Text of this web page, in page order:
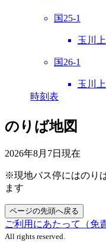
国25-1
玉川
国26-1
玉川
時刻表
のりば地図
2026年8月7日 現在
※現地バス停にはのり
ます
ページの先頭へ戻る
ご利用にあたって（免
All rights reserved.